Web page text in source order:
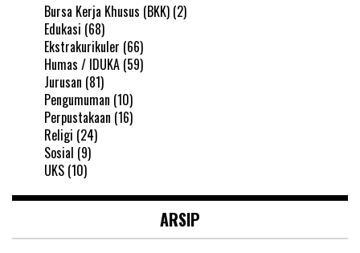
Bursa Kerja Khusus (BKK) (2)
Edukasi (68)
Ekstrakurikuler (66)
Humas / IDUKA (59)
Jurusan (81)
Pengumuman (10)
Perpustakaan (16)
Religi (24)
Sosial (9)
UKS (10)
ARSIP